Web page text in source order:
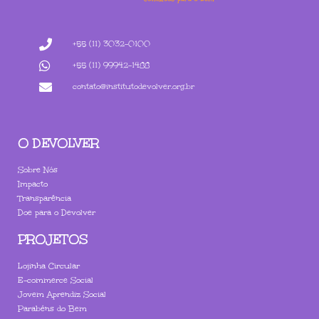
+55 (11) 3032-0100
+55 (11) 99942-1488
contato@institutodevolver.org.br
O DEVOLVER
Sobre Nós
Impacto
Transparência
Doe para o Devolver
PROJETOS
Lojinha Circular
E-commerce Social
Jovem Aprendiz Social
Parabéns do Bem